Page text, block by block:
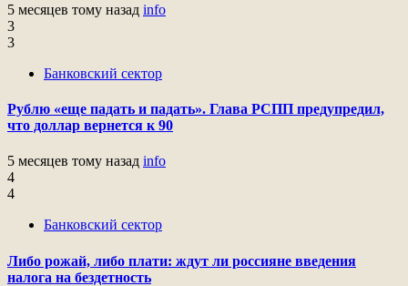
5 месяцев тому назад info
3
3
Банковский сектор
Рублю «еще падать и падать». Глава РСПП предупредил,
что доллар вернется к 90
5 месяцев тому назад info
4
4
Банковский сектор
Либо рожай, либо плати: ждут ли россияне введения
налога на бездетность